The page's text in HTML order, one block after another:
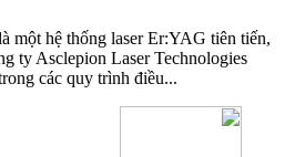
một hệ thống laser Er:YAG tiên tiến,
ty Asclepion Laser Technologies
các quy trình điều...